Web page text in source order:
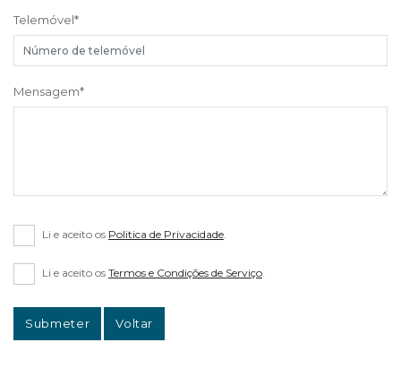
Telemóvel*
Mensagem*
Li e aceito os Politica de Privacidade.
Li e aceito os Termos e Condições de Serviço
Submeter Voltar